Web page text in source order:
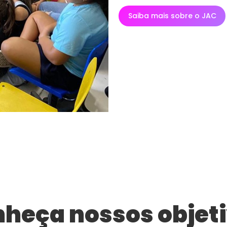
Saiba mais sobre o JAC
nossos